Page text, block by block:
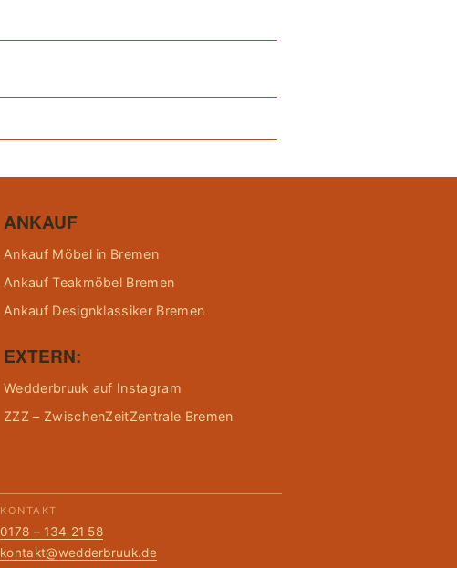
ANKAUF
Ankauf Möbel in Bremen
Ankauf Teakmöbel Bremen
Ankauf Designklassiker Bremen
EXTERN:
Wedderbruuk auf Instagram
ZZZ – ZwischenZeitZentrale Bremen
KONTAKT
0178 – 134 21 58
kontakt@wedderbruuk.de